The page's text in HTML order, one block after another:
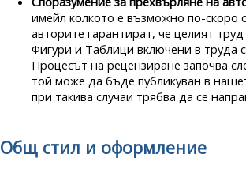
имейл колкото е възможно по-скоро
авторите гарантират, че целият
Фигури и Таблици включени в труда
Процесът на рецензиране започва
той може да бъде публикуван в
при такива случаи трябва да се
Общ стил и оформление